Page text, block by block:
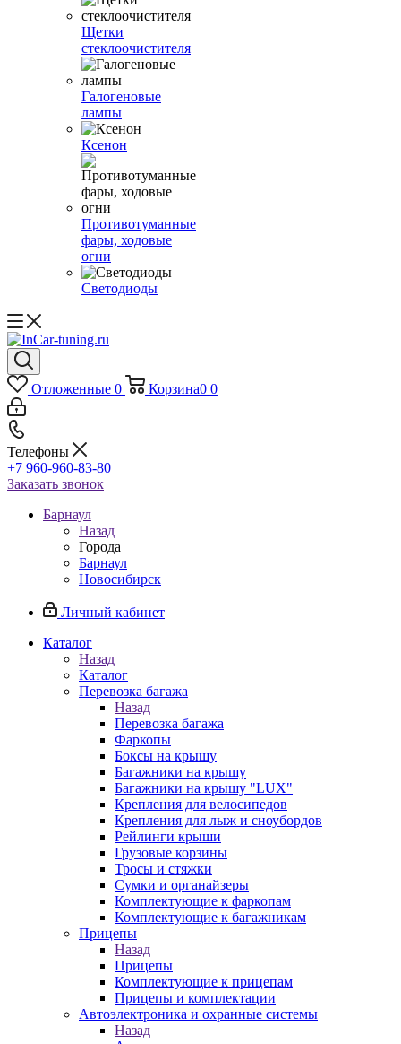
Щетки
стеклоочистителя
Галогеновые
лампы
Ксенон
Противотуманные
фары, ходовые
огни
Светодиоды
Отложенные 0 Корзина0 0
Телефоны
+7 960-960-83-80
Заказать звонок
Барнаул
Назад
Города
Барнаул
Новосибирск
Личный кабинет
Каталог
Назад
Каталог
Перевозка багажа
Назад
Перевозка багажа
Фаркопы
Боксы на крышу
Багажники на крышу
Багажники на крышу "LUX"
Крепления для велосипедов
Крепления для лыж и сноубордов
Рейлинги крыши
Грузовые корзины
Тросы и стяжки
Сумки и органайзеры
Комплектующие к фаркопам
Комплектующие к багажникам
Прицепы
Назад
Прицепы
Комплектующие к прицепам
Прицепы и комплектации
Автоэлектроника и охранные системы
Назад